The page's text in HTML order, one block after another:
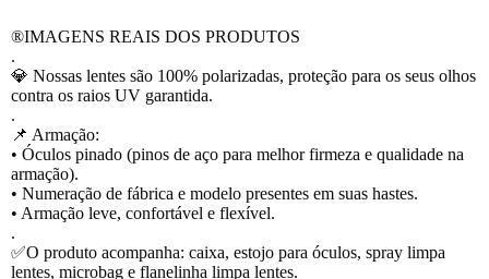
®️IMAGENS REAIS DOS PRODUTOS
.
💎 Nossas lentes são 100% polarizadas, proteção para os seus olhos
contra os raios UV garantida.
.
📌 Armação:
• Óculos pinado (pinos de aço para melhor firmeza e qualidade na
armação).
• Numeração de fábrica e modelo presentes em suas hastes.
• Armação leve, confortável e flexível.
.
✅O produto acompanha: caixa, estojo para óculos, spray limpa
lentes, microbag e flanelinha limpa lentes.